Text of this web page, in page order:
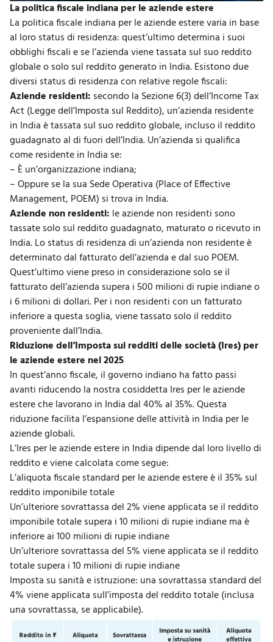
La politica fiscale indiana per le aziende estere
La politica fiscale indiana per le aziende estere varia in base
al loro status di residenza: quest’ultimo determina i suoi
obblighi fiscali e se l’azienda viene tassata sul suo reddito
globale o solo sul reddito generato in India. Esistono due
diversi status di residenza con relative regole fiscali:
Aziende residenti: secondo la Sezione 6(3) dell’Income Tax
Act (Legge dell’Imposta sul Reddito), un’azienda residente
in India è tassata sul suo reddito globale, incluso il reddito
guadagnato al di fuori dell’India. Un’azienda si qualifica
come residente in India se:
– È un’organizzazione indiana;
– Oppure se la sua Sede Operativa (Place of Effective
Management, POEM) si trova in India.
Aziende non residenti: le aziende non residenti sono
tassate solo sul reddito guadagnato, maturato o ricevuto in
India. Lo status di residenza di un’azienda non residente è
determinato dal fatturato dell’azienda e dal suo POEM.
Quest’ultimo viene preso in considerazione solo se il
fatturato dell’azienda supera i 500 milioni di rupie indiane o
i 6 milioni di dollari. Per i non residenti con un fatturato
inferiore a questa soglia, viene tassato solo il reddito
proveniente dall’India.
Riduzione dell’Imposta sui redditi delle società (Ires) per
le aziende estere nel 2025
In quest’anno fiscale, il governo indiano ha fatto passi
avanti riducendo la nostra cosiddetta Ires per le aziende
estere che lavorano in India dal 40% al 35%. Questa
riduzione facilita l’espansione delle attività in India per le
aziende globali.
L’Ires per le aziende estere in India dipende dal loro livello di
reddito e viene calcolata come segue:
L’aliquota fiscale standard per le aziende estere è il 35% sul
reddito imponibile totale
Un’ulteriore sovrattassa del 2% viene applicata se il reddito
imponibile totale supera i 10 milioni di rupie indiane ma è
inferiore ai 100 milioni di rupie indiane
Un’ulteriore sovrattassa del 5% viene applicata se il reddito
totale supera i 10 milioni di rupie indiane
Imposta su sanità e istruzione: una sovrattassa standard del
4% viene applicata sull’imposta del reddito totale (inclusa
una sovrattassa, se applicabile).